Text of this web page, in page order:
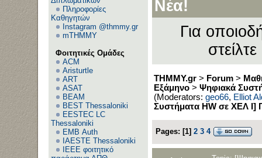
Πληροφορίες
Καθηγητών
Instagram @thmmy.gr
mTHMMY
Φοιτητικές Ομάδες
ACM
Aristurtle
ART
ASAT
BEAM
BEST Thessaloniki
EESTEC LC
Thessaloniki
EΜΒ Auth
IAESTE Thessaloniki
IEEE φοιτητικό
Νέα!
Για
THMMY.gr > Forum >
Εξάμηνο > Ψηφιακά
(Moderators: geo66, Elliot
Συστήματα ΗW σε ΧΕΛ Ι]
Pages: [1] 2 3 4